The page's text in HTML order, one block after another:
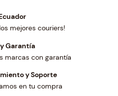
mejores couriers!
Garantía
marcas con garantía
y Soporte
en tu compra